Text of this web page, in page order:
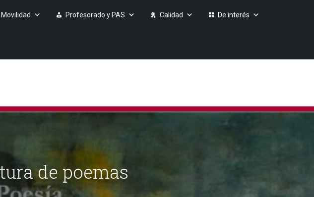
Movilidad Profesorado y PAS Calidad De interés
de poemas